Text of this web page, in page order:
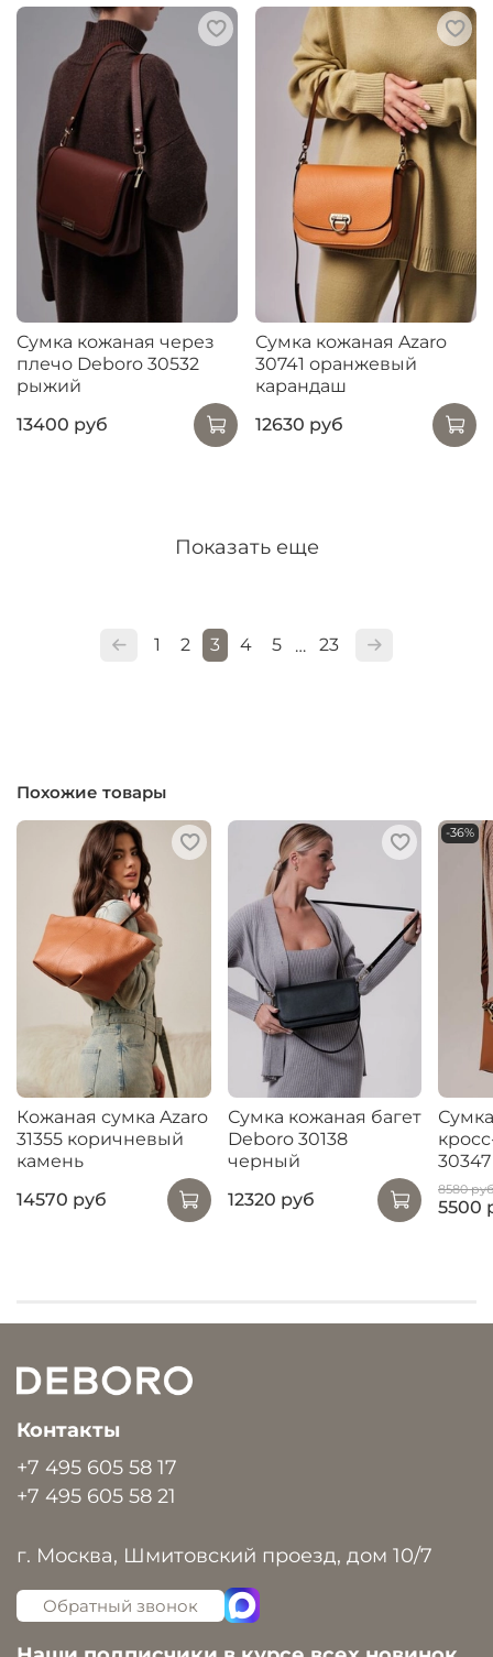
Сумка кожаная через
плечо Deboro 30532
рыжий
13400 руб
Сумка кожаная Azaro
30741 оранжевый
карандаш
12630 руб
Показать еще
1 2 3 4 5 … 23
Похожие товары
Кожаная сумка Azaro
31355 коричневый
камень
14570 руб
Сумка кожаная багет
Deboro 30138
черный
12320 руб
-36%
8580 руб
5500
Контакты
+7 495 605 58 17
+7 495 605 58 21
г. Москва, Шмитовский проезд, дом 10/7
Обратный звонок